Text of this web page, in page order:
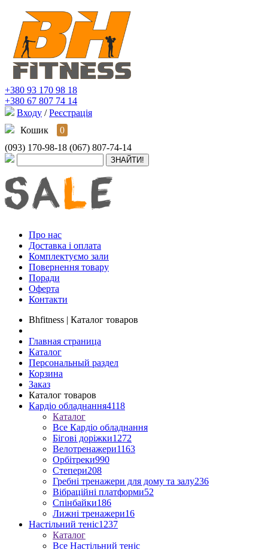
+380 93 170 98 18
+380 67 807 74 14
Входу / Реєстрація
Кошик
0
(093) 170-98-18 (067) 807-74-14
Про нас
Доставка і оплата
Комплектуємо зали
Повернення товару
Поради
Оферта
Контакти
Bhfitness | Каталог товаров
Главная страница
Каталог
Персональный раздел
Корзина
Заказ
Каталог товаров
Кардіо обладнання4118
Каталог
Все Кардіо обладнання
Бігові доріжки1272
Велотренажери1163
Орбітреки990
Степери208
Гребні тренажери для дому та залу236
Вібраційні платформи52
Спінбайки186
Лижні тренажери16
Настільний теніс1237
Каталог
Все Настільний теніс